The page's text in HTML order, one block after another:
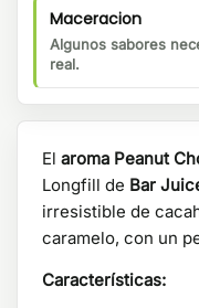
Maceracion
Algunos sabores
real.
El aroma Peanut
Longfill de Bar
irresistible de
caramelo, con un
Características: